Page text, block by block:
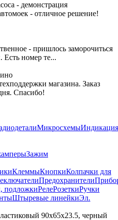
- демонстрация
- отличное решение!
- пришлось заморочиться
Есть номер те...
магазина. Заказ
Спасибо!
МикросхемыИндикация
Зажим
КлеммыКнопкиКолпачки для
Предохранители
подложкиРелеРозеткиРучки
Штыревые линейкиЭл.
90х65х23.5, черный